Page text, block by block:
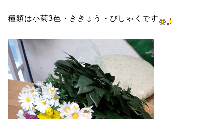
種類は小菊3色・ききょう・びしゃくです